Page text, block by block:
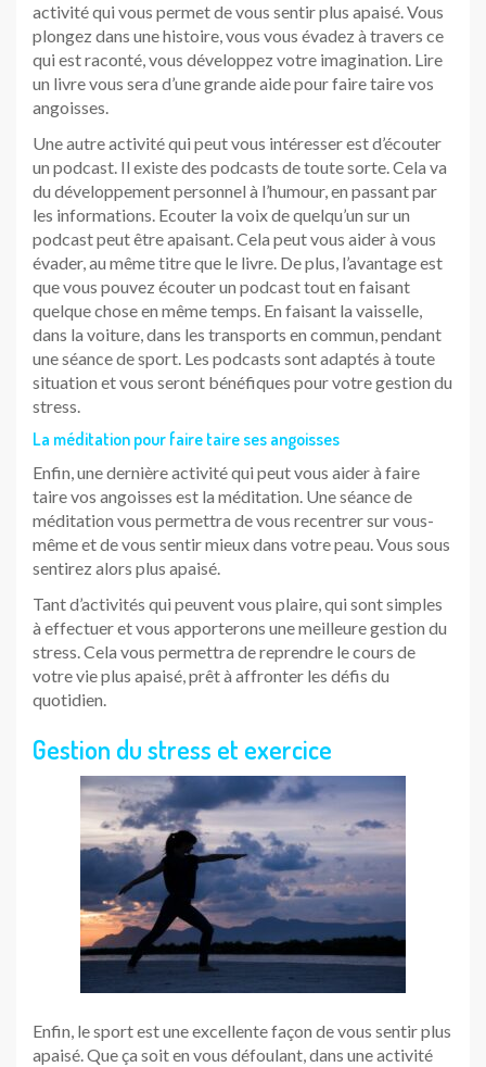
activité qui vous permet de vous sentir plus apaisé. Vous
plongez dans une histoire, vous vous évadez à travers ce
qui est raconté, vous développez votre imagination. Lire
un livre vous sera d’une grande aide pour faire taire vos
angoisses.
Une autre activité qui peut vous intéresser est d’écouter
un podcast. Il existe des podcasts de toute sorte. Cela va
du développement personnel à l’humour, en passant par
les informations. Ecouter la voix de quelqu’un sur un
podcast peut être apaisant. Cela peut vous aider à vous
évader, au même titre que le livre. De plus, l’avantage est
que vous pouvez écouter un podcast tout en faisant
quelque chose en même temps. En faisant la vaisselle,
dans la voiture, dans les transports en commun, pendant
une séance de sport. Les podcasts sont adaptés à toute
situation et vous seront bénéfiques pour votre gestion du
stress.
La méditation pour faire taire ses angoisses
Enfin, une dernière activité qui peut vous aider à faire
taire vos angoisses est la méditation. Une séance de
méditation vous permettra de vous recentrer sur vous-
même et de vous sentir mieux dans votre peau. Vous sous
sentirez alors plus apaisé.
Tant d’activités qui peuvent vous plaire, qui sont simples
à effectuer et vous apporterons une meilleure gestion du
stress. Cela vous permettra de reprendre le cours de
votre vie plus apaisé, prêt à affronter les défis du
quotidien.
Gestion du stress et exercice
Enfin, le sport est une excellente façon de vous sentir plus
apaisé. Que ça soit en vous défoulant, dans une activité